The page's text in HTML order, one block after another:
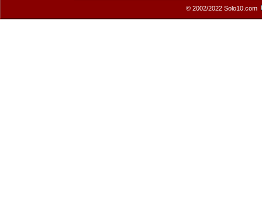
© 2002/2022 Solo10.com